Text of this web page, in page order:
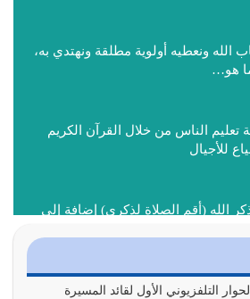
الله ونعطيه أولوية مطلقة ونهتدي به،
هو…
تعليم الناس من خلال القرآن الكريم
للأجيال
الله (أقم الصلاة لذكري) إضافة إلى
الابتعاد عن كتاب الله والتعدي
التلفزيوني الأول لقائد المسيرة